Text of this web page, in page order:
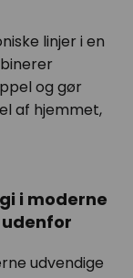
linjer i en
og gør
af hjemmet,
i moderne
udvendige